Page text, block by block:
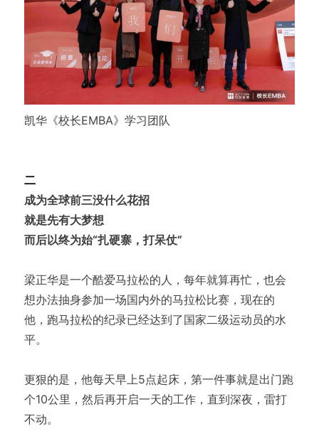
凯华《校长EMBA》学习团队
二
成为全球前三没什么花招
就是先有大梦想
而后以终为始“扎硬寨，打呆仗”
梁正华是一个酷爱马拉松的人，每年就算再忙，也会
想办法抽身参加一场国内外的马拉松比赛，现在的
他，跑马拉松的纪录已经达到了国家二级运动员的水
平。
更狠的是，他每天早上5点起床，第一件事就是出门跑
个10公里，然后再开启一天的工作，直到深夜，雷打
不动。